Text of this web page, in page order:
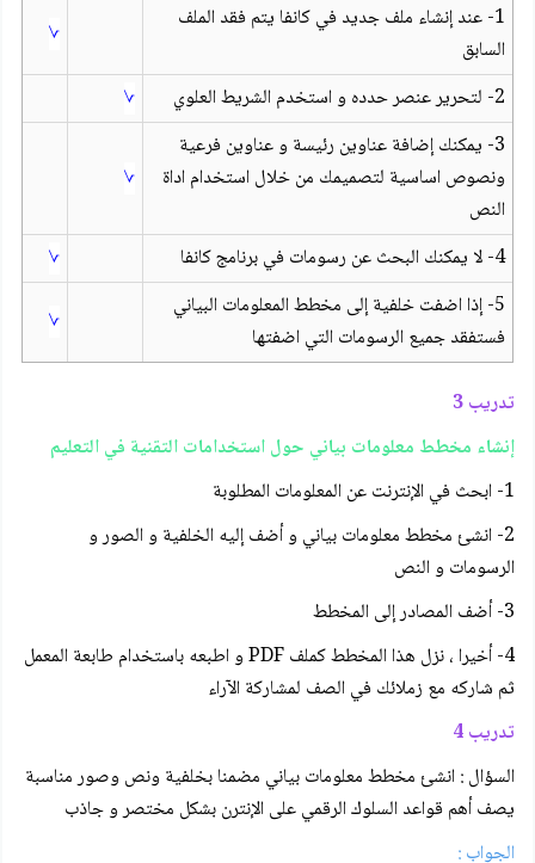
1- عند إنشاء ملف جديد في كانفا يتم فقد الملف
السابق
√
2- لتحرير عنصر حدده و استخدم الشريط العلوي
√
3- يمكنك إضافة عناوين رئيسة و عناوين فرعية
ونصوص اساسية لتصميمك من خلال استخدام اداة
النص
√
4- لا يمكنك البحث عن رسومات في برنامج كانفا
√
5- إذا اضفت خلفية إلى مخطط المعلومات البياني
فستفقد جميع الرسومات التي اضفتها
√
تدريب 3
إنشاء مخطط معلومات بياني حول استخدامات التقنية في التعليم
1- ابحث في الإنترنت عن المعلومات المطلوبة
2- انشئ مخطط معلومات بياني و أضف إليه الخلفية و الصور و
الرسومات و النص
3- أضف المصادر إلى المخطط
4- أخيرا ، نزل هذا المخطط كملف PDF و اطبعه باستخدام طابعة المعمل
ثم شاركه مع زملائك في الصف لمشاركة الآراء
تدريب 4
السؤال : انشئ مخطط معلومات بياني مضمنا بخلفية ونص وصور مناسبة
يصف أهم قواعد السلوك الرقمي على الإنترن بشكل مختصر و جاذب
الجواب :